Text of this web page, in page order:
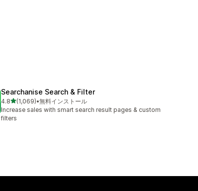
Searchanise Search & Filter
4.85つ星中
(1,069)
合計レビュー数：1069件
•無料インストール
Increase sales with smart search result pages & custom
filters